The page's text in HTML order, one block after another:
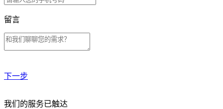
留言
下一步
贵公司预算范围是？
我们的服务已触达